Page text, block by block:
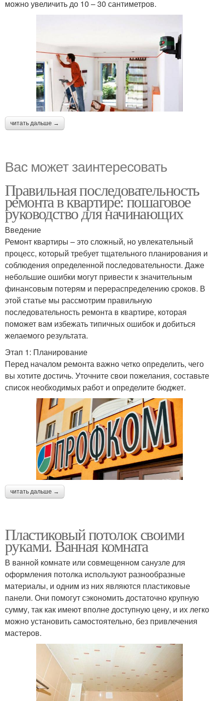
можно увеличить до 10 – 30 сантиметров.
читать дальше →
Вас может заинтересовать
Правильная последовательность
ремонта в квартире: пошаговое
руководство для начинающих
Введение
Ремонт квартиры – это сложный, но увлекательный
процесс, который требует тщательного планирования и
соблюдения определенной последовательности. Даже
небольшие ошибки могут привести к значительным
финансовым потерям и перераспределению сроков. В
этой статье мы рассмотрим правильную
последовательность ремонта в квартире, которая
поможет вам избежать типичных ошибок и добиться
желаемого результата.
Этап 1: Планирование
Перед началом ремонта важно четко определить, чего
вы хотите достичь. Уточните свои пожелания, составьте
список необходимых работ и определите бюджет.
читать дальше →
Пластиковый потолок своими
руками. Ванная комната
В ванной комнате или совмещенном санузле для
оформления потолка используют разнообразные
материалы, и одним из них являются пластиковые
панели. Они помогут сэкономить достаточно крупную
сумму, так как имеют вполне доступную цену, и их легко
можно установить самостоятельно, без привлечения
мастеров.